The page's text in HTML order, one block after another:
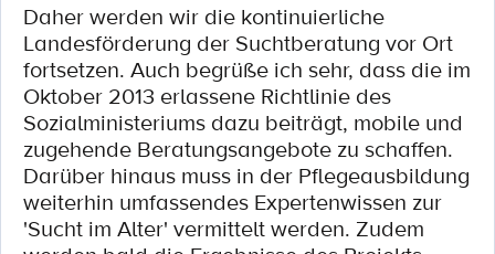
Daher werden wir die kontinuierliche
Landesförderung der Suchtberatung vor Ort
fortsetzen. Auch begrüße ich sehr, dass die im
Oktober 2013 erlassene Richtlinie des
Sozialministeriums dazu beiträgt, mobile und
zugehende Beratungsangebote zu schaffen.
Darüber hinaus muss in der Pflegeausbildung
weiterhin umfassendes Expertenwissen zur
'Sucht im Alter' vermittelt werden. Zudem